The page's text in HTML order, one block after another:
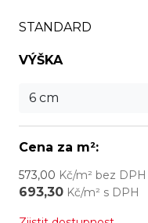
STANDARD
VÝŠKA
6 cm
Cena za m²:
573,00 Kč/m² bez DPH
693,30 Kč/m² s DPH